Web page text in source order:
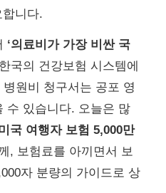
합니다.
‘의료비가 가장 비싼 국
국의 건강보험 시스템에
원비 청구서는 공포 영
수 있습니다. 오늘은 많
국 여행자 보험 5,000만
, 보험료를 아끼면서 보
자 분량의 가이드로 상